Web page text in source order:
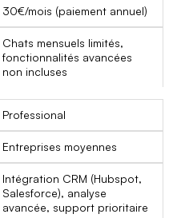
30€/mois (paiement annuel)
Chats mensuels limités,
fonctionnalités avancées
non incluses
Professional
Entreprises moyennes
Intégration CRM (Hubspot,
Salesforce), analyse
avancée, support prioritaire